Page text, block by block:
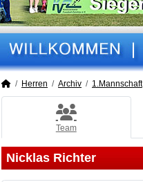
Herren Archiv 1.Mannschaft
Team
Nicklas Richter